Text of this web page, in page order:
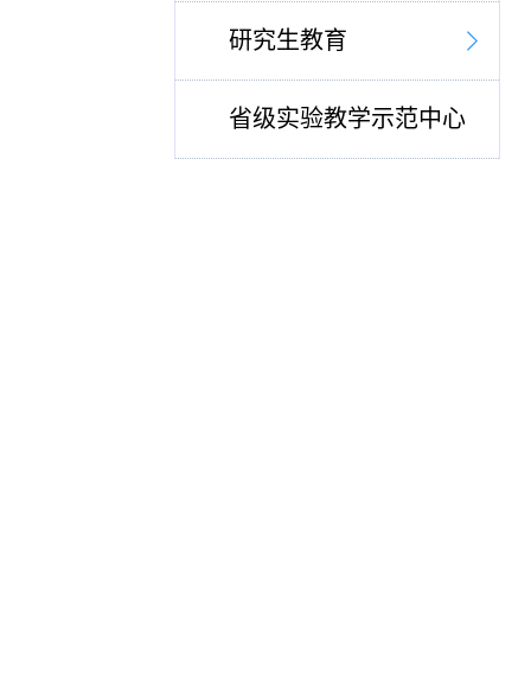
研究生教育
省级实验教学示范中心